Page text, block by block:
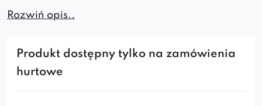
klasyfikuje się do stylu glamour. Ma różnorakie
ozdobny pomieszczenia a także jako
dekoracyjny, niski stolik. Idealna do wnętrz
Rozwiń opis..
Produkt dostępny tylko na zamówienia
hurtowe